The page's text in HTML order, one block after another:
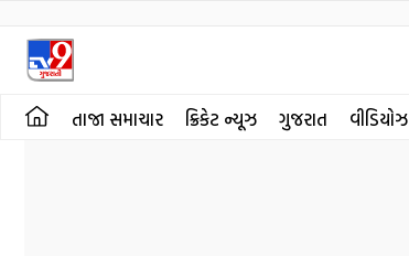
તાજા સમાચાર ક્રિકેટ ન્યૂઝ ગુજરાત વીડિયોઝ